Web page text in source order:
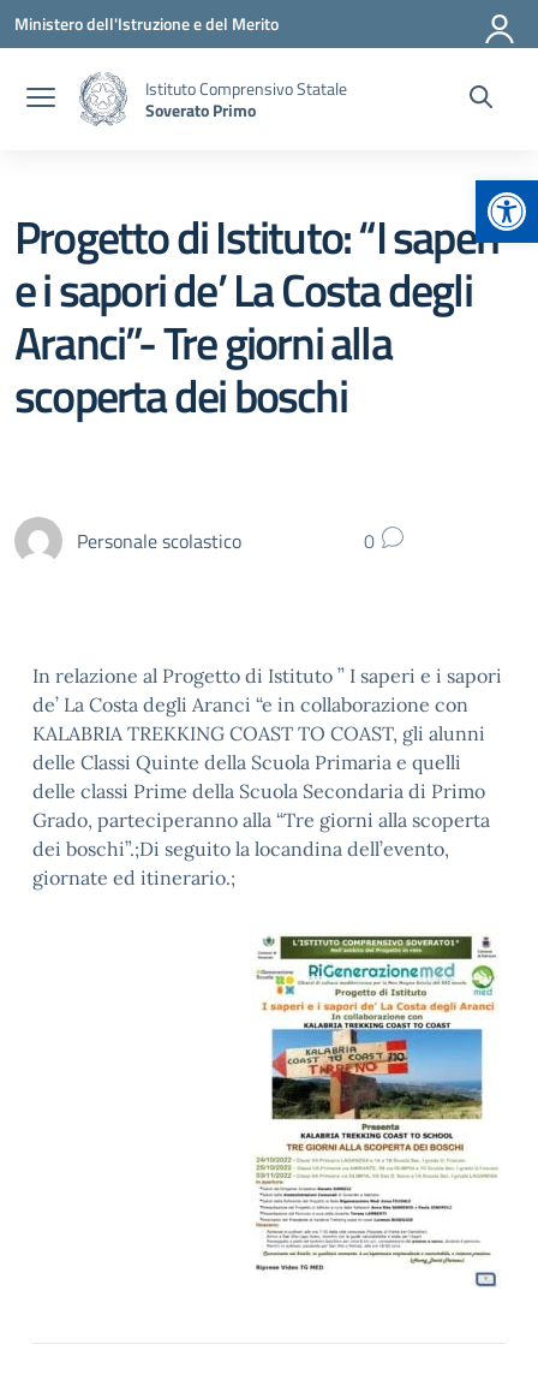
Vai ai contenuti
Vai al menu di navigazione
Vai al footer
Ministero dell'Istruzione e del Merito
Istituto Comprensivo Statale
Soverato Primo
Progetto di Istituto: “I saperi
e i sapori de’ La Costa degli
Aranci”- Tre giorni alla
scoperta dei boschi
Personale scolastico 0
In relazione al Progetto di Istituto ” I saperi e i sapori
de’ La Costa degli Aranci “e in collaborazione con
KALABRIA TREKKING COAST TO COAST, gli alunni
delle Classi Quinte della Scuola Primaria e quelli
delle classi Prime della Scuola Secondaria di Primo
Grado, parteciperanno alla “Tre giorni alla scoperta
dei boschi”.;Di seguito la locandina dell’evento,
giornate ed itinerario.;